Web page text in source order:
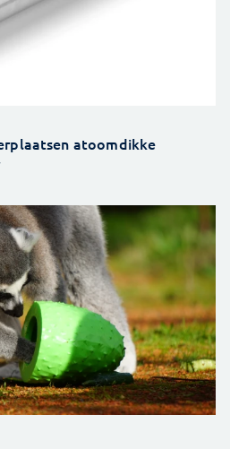
atoomdikke